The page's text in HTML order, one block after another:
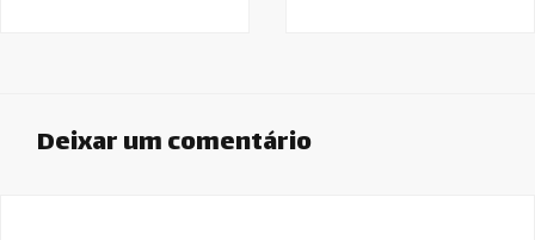
Deixar um comentário